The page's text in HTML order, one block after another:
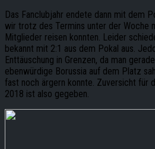
Das Fanclubjahr endete dann mit dem
wir trotz des Termins unter der Woche
Mitglieder reisen konnten. Leider
bekannt mit 2:1 aus dem Pokal aus.
Enttäuschung in Grenzen, da man
ebenwürdige Borussia auf dem Platz
fast noch ärgern konnte. Zuversicht für
2018 ist also gegeben.